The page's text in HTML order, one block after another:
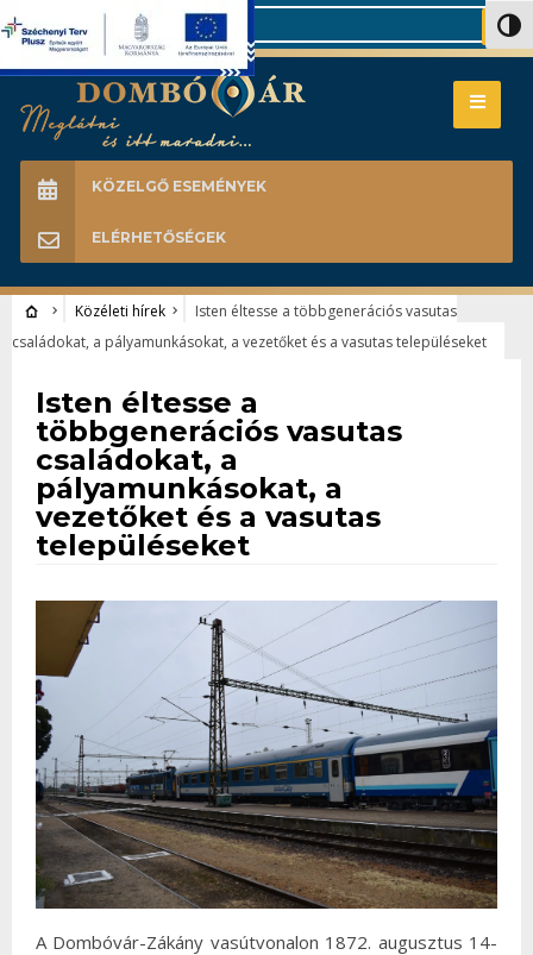
Search
KÖZELGŐ ESEMÉNYEK
ELÉRHETŐSÉGEK
Közéleti hírek
Isten éltesse a többgenerációs vasutas
családokat, a pályamunkásokat, a vezetőket és a vasutas településeket
Isten éltesse a
többgenerációs vasutas
családokat, a
pályamunkásokat, a
vezetőket és a vasutas
településeket
A Dombóvár-Zákány vasútvonalon 1872. augusztus 14-